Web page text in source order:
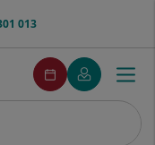
013
menuPedirCita
Pedir
cita
Mi
Quirónsalud
Menú